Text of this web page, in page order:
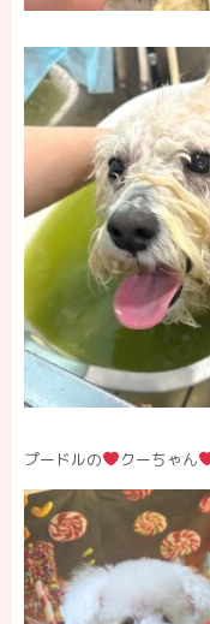
プードルの クーちゃん